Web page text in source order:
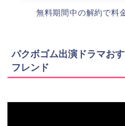
無料期間中の解約で料
パクボゴム出演ドラマお
フレンド